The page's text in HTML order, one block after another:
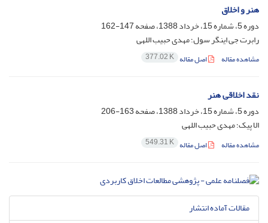
هنر و اخلاق
دوره 5، شماره 15، خرداد 1388، صفحه
147-162
رابرت جی اینگر سول؛ مهدی حبیب اللهی
مشاهده مقاله اصل مقاله 377.02 K
نقد اخلاقی هنر
دوره 5، شماره 15، خرداد 1388، صفحه
163-206
الا پیک؛ مهدی حبیب اللهی
مشاهده مقاله اصل مقاله 549.31 K
مقالات آماده انتشار